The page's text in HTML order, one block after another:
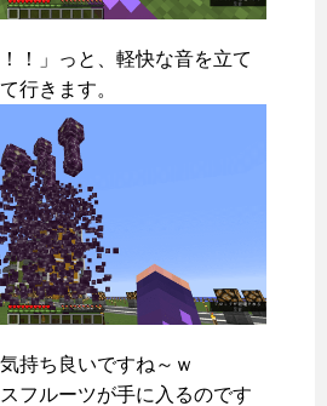
！」っと、軽快な音を立て
行きます。
持ち良いですね～ｗ
フルーツが手に入るのです